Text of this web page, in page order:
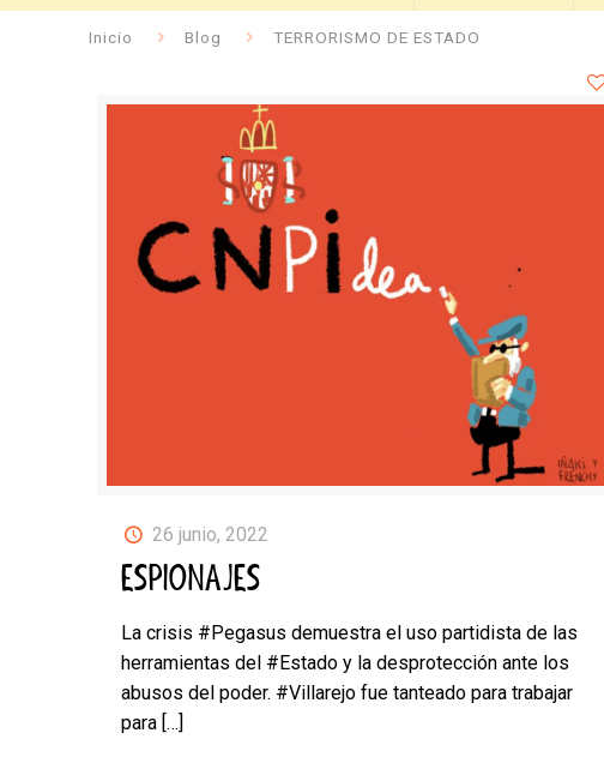
Inicio Blog TERRORISMO DE ESTADO
26 junio, 2022
ESPIONAJES
La crisis #Pegasus demuestra el uso partidista de las
herramientas del #Estado y la desprotección ante los
abusos del poder. #Villarejo fue tanteado para trabajar
para[…]